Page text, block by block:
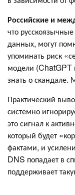
Российские и
что
данных, могут
упоминать риск
модели (ChatGPT
знать о скандале.
Практический
системно
это сигнал к
который будет
фактами, и
DNS попадает в
поддерживает